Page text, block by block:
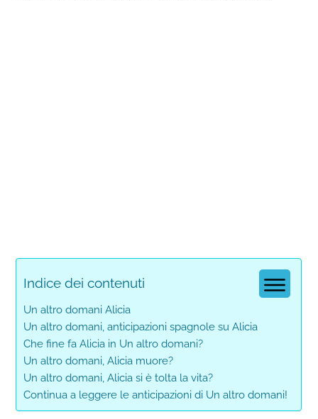
Indice dei contenuti
Un altro domani Alicia
Un altro domani, anticipazioni spagnole su Alicia
Che fine fa Alicia in Un altro domani?
Un altro domani, Alicia muore?
Un altro domani, Alicia si è tolta la vita?
Continua a leggere le anticipazioni di Un altro domani!